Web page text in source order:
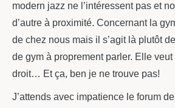
modern jazz ne l’intéressent pas et
d’autre à proximité. Concernant la
de chez nous mais il s’agit là plutôt
de gym à proprement parler. Elle veut
droit… Et ça, ben je ne trouve pas!
J’attends avec impatience le forum